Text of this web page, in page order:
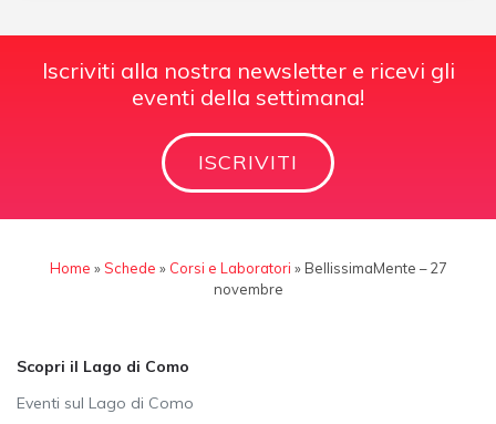
Iscriviti alla nostra newsletter e ricevi gli
eventi della settimana!
ISCRIVITI
Home »Schede » Corsi e Laboratori » BellissimaMente – 27
novembre
Scopri il Lago di Como
Eventi sul Lago di Como